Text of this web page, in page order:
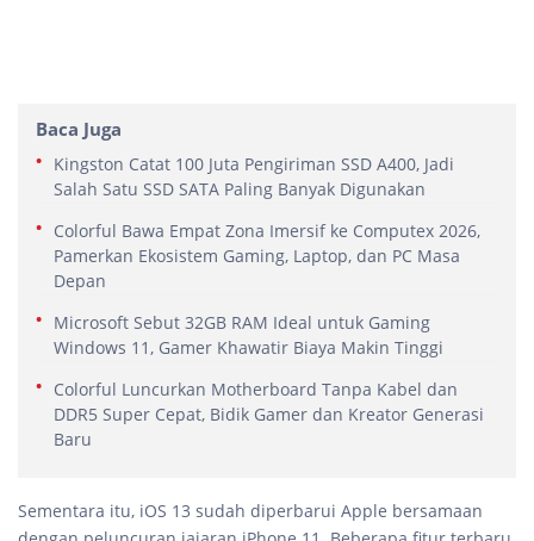
Baca Juga
Kingston Catat 100 Juta Pengiriman SSD A400, Jadi
Salah Satu SSD SATA Paling Banyak Digunakan
Colorful Bawa Empat Zona Imersif ke Computex 2026,
Pamerkan Ekosistem Gaming, Laptop, dan PC Masa
Depan
Microsoft Sebut 32GB RAM Ideal untuk Gaming
Windows 11, Gamer Khawatir Biaya Makin Tinggi
Colorful Luncurkan Motherboard Tanpa Kabel dan
DDR5 Super Cepat, Bidik Gamer dan Kreator Generasi
Baru
Sementara itu, iOS 13 sudah diperbarui Apple bersamaan